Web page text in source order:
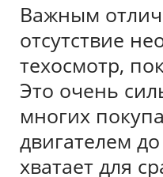
Важным
отсутствие
техосмотр,
Это очень
многих
двигателем
хватает для